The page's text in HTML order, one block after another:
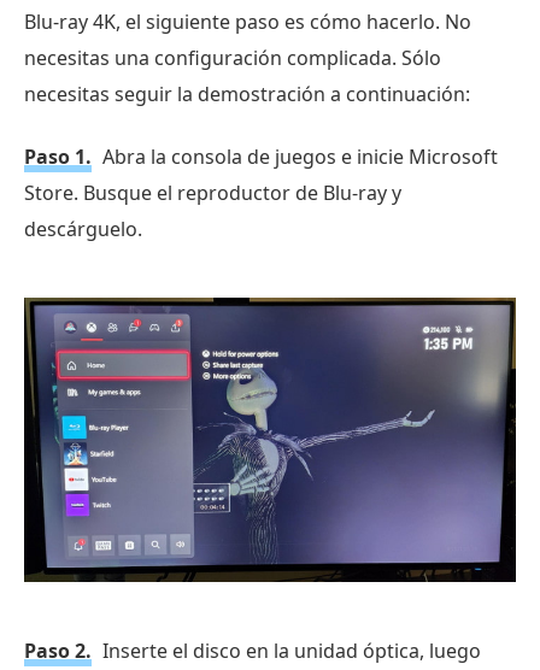
Blu-ray 4K, el siguiente paso es cómo hacerlo. No
necesitas una configuración complicada. Sólo
necesitas seguir la demostración a continuación:
Paso 1. Abra la consola de juegos e inicie Microsoft
Store. Busque el reproductor de Blu-ray y
descárguelo.
Paso 2. Inserte el disco en la unidad óptica, luego